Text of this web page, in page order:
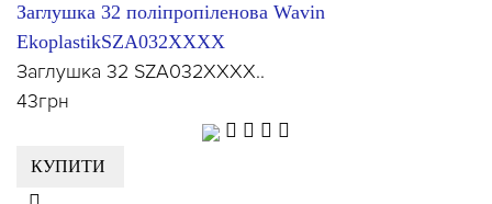
Заглушка 32 поліпропіленова Wavin
EkoplastikSZA032XXXX
Заглушка 32 SZA032XXXX..
43грн
КУПИТИ